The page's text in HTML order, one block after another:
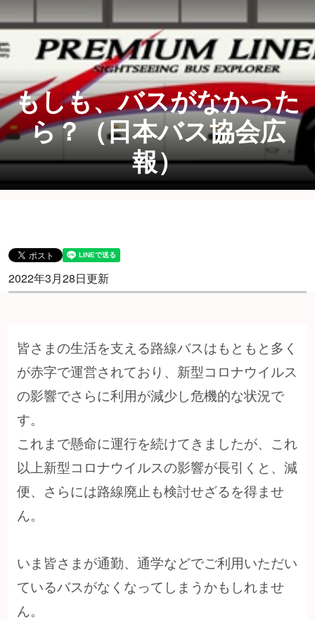
もしも、バスがなかった
ら？（日本バス協会広
報）
2022年3月28日更新
皆さまの生活を支える路線バスはもともと多く
が赤字で運営されており、新型コロナウイルス
の影響でさらに利用が減少し危機的な状況で
す。
これまで懸命に運行を続けてきましたが、これ
以上新型コロナウイルスの影響が長引くと、減
便、さらには路線廃止も検討せざるを得ませ
ん。
いま皆さまが通勤、通学などでご利用いただい
ているバスがなくなってしまうかもしれませ
ん。